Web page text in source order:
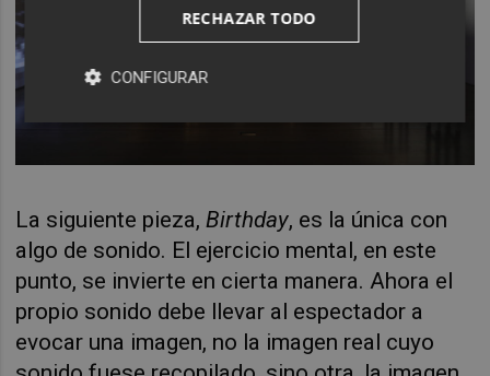
La siguiente pieza,Birthday, es la única con
algo de sonido. El ejercicio mental, en este
punto, se invierte en cierta manera. Ahora el
propio sonido debe llevar al espectador a
evocar una imagen, no la imagen real cuyo
RECHAZAR TODO
CONFIGURAR